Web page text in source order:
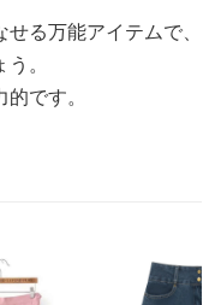
る万能アイテムで、
。
です。